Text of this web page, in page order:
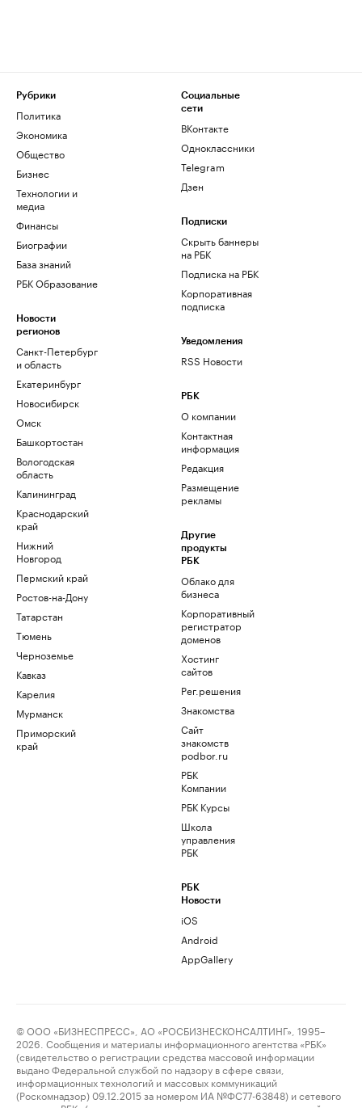
Рубрики
Политика
Экономика
Общество
Бизнес
Технологии и
медиа
Финансы
Биографии
База знаний
РБК Образование
Новости
регионов
Санкт-Петербург
и область
Екатеринбург
Новосибирск
Омск
Башкортостан
Вологодская
область
Калининград
Краснодарский
край
Нижний
Новгород
Пермский край
Ростов-на-Дону
Татарстан
Тюмень
Черноземье
Кавказ
Карелия
Мурманск
Приморский
край
Социальные
сети
ВКонтакте
Одноклассники
Telegram
Дзен
Подписки
Скрыть баннеры
на РБК
Подписка на РБК
Корпоративная
подписка
Уведомления
RSS Новости
РБК
О компании
Контактная
информация
Редакция
Размещение
рекламы
Другие
продукты
РБК
Облако для
бизнеса
Корпоративный
регистратор
доменов
Хостинг
сайтов
Рег.решения
Знакомства
Сайт
знакомств
podbor.ru
РБК
Компании
РБК Курсы
Школа
управления
РБК
РБК
Новости
iOS
Android
AppGallery
© ООО «БИЗНЕСПРЕСС», АО «РОСБИЗНЕСКОНСАЛТИНГ», 1995–
2026. Сообщения и материалы информационного агентства «РБК»
(свидетельство о регистрации средства массовой информации
выдано Федеральной службой по надзору в сфере связи,
информационных технологий и массовых коммуникаций
(Роскомнадзор) 09.12.2015 за номером ИА №ФС77-63848) и сетевого